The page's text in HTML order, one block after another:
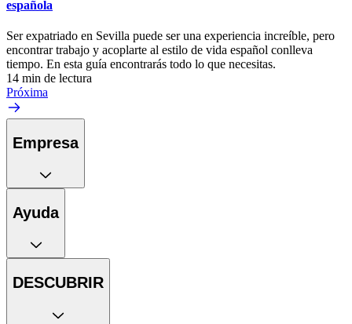
española
Ser expatriado en Sevilla puede ser una experiencia increíble, pero
encontrar trabajo y acoplarte al estilo de vida español conlleva
tiempo. En esta guía encontrarás todo lo que necesitas.
14 min de lectura
Próxima
Empresa
Ayuda
DESCUBRIR